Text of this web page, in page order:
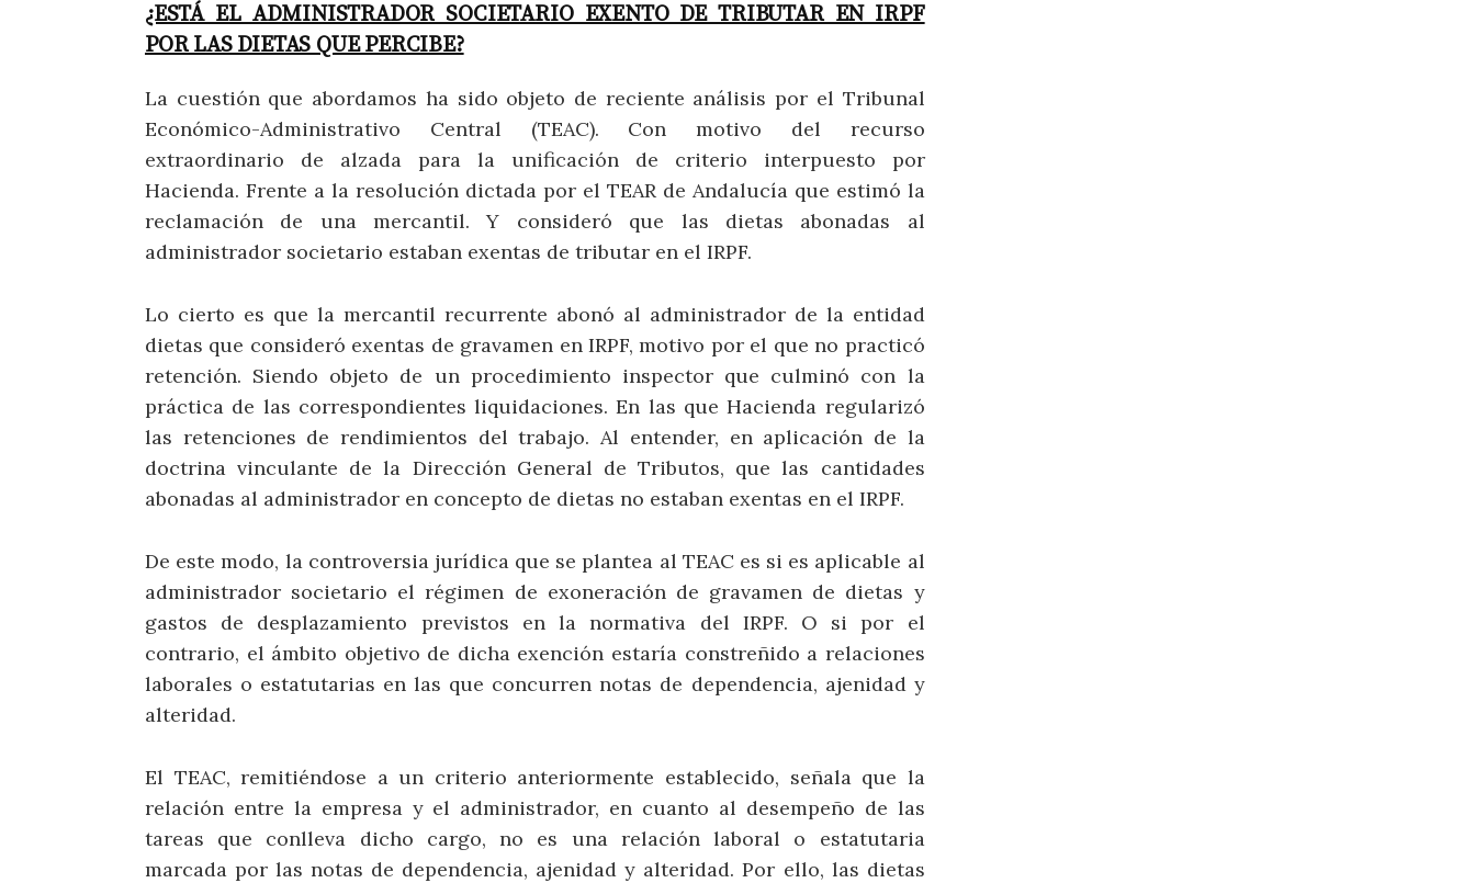
¿ESTÁ EL ADMINISTRADOR SOCIETARIO EXENTO DE TRIBUTAR EN IRPF
POR LAS DIETAS QUE PERCIBE?
La cuestión que abordamos ha sido objeto de reciente análisis por el Tribunal
Económico-Administrativo Central (TEAC). Con motivo del recurso
extraordinario de alzada para la unificación de criterio interpuesto por
Hacienda. Frente a la resolución dictada por el TEAR de Andalucía que estimó la
reclamación de una mercantil. Y consideró que las dietas abonadas al
administrador societario estaban exentas de tributar en el IRPF.
Lo cierto es que la mercantil recurrente abonó al administrador de la entidad
dietas que consideró exentas de gravamen en IRPF, motivo por el que no practicó
retención. Siendo objeto de un procedimiento inspector que culminó con la
práctica de las correspondientes liquidaciones. En las que Hacienda regularizó
las retenciones de rendimientos del trabajo. Al entender, en aplicación de la
doctrina vinculante de la Dirección General de Tributos, que las cantidades
abonadas al administrador en concepto de dietas no estaban exentas en el IRPF.
De este modo, la controversia jurídica que se plantea al TEAC es si es aplicable al
administrador societario el régimen de exoneración de gravamen de dietas y
gastos de desplazamiento previstos en la normativa del IRPF. O si por el
contrario, el ámbito objetivo de dicha exención estaría constreñido a relaciones
laborales o estatutarias en las que concurren notas de dependencia, ajenidad y
alteridad.
El TEAC, remitiéndose a un criterio anteriormente establecido, señala que la
relación entre la empresa y el administrador, en cuanto al desempeño de las
tareas que conlleva dicho cargo, no es una relación laboral o estatutaria
marcada por las notas de dependencia, ajenidad y alteridad. Por ello, las dietas